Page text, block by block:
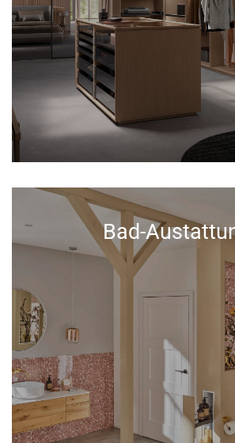
Bad-